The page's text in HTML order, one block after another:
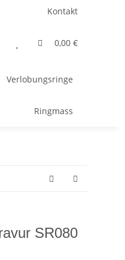
Kontakt
0,00 €
Verlobungsringe
Ringmass
SR080